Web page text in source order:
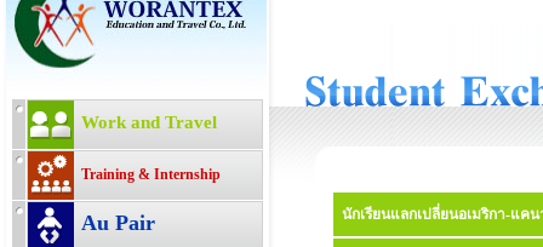
Work and Travel
Training & Internship
Au Pair นักเรียนแลกเปลี่ยนอเมริกา-แคน